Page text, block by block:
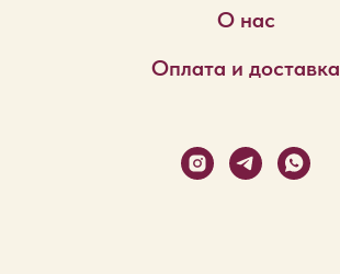
О нас
Оплата и доставка